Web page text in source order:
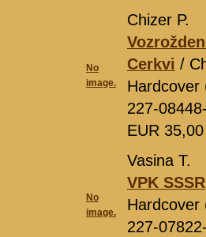
No
image.
Chizer P.
Cerkvi /
Hardcover
227-
EUR
No
image.
Vasina T.
VPK SSSR
Hardcover
227-